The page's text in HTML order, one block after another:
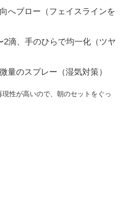
へブロー（フェイスラインを
2滴、手のひらで均一化（ツヤ
量のスプレー（湿気対策）
性が高いので、朝のセットをぐっ